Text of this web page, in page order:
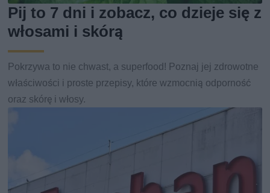
Pij to 7 dni i zobacz, co dzieje się z
włosami i skórą
Pokrzywa to nie chwast, a superfood! Poznaj jej zdrowotne
właściwości i proste przepisy, które wzmocnią odporność
oraz skórę i włosy.